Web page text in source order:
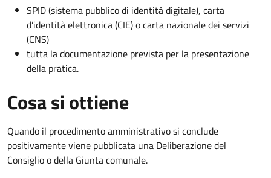
SPID (sistema pubblico di identità digitale), carta
d’identità elettronica (CIE) o carta nazionale dei servizi
(CNS)
tutta la documentazione prevista per la presentazione
della pratica.
Cosa si ottiene
Quando il procedimento amministrativo si conclude
positivamente viene pubblicata una Deliberazione del
Consiglio o della Giunta comunale.